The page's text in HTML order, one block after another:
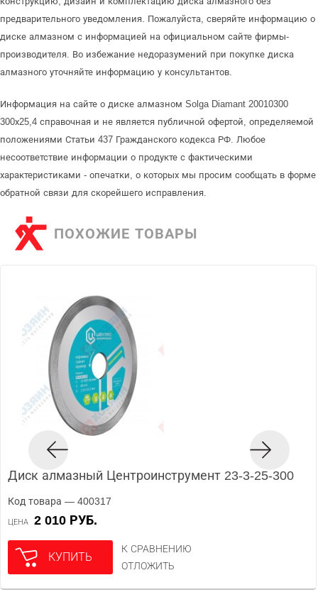
предварительного уведомления. Пожалуйста, сверяйте информацию о
диске алмазном с информацией на официальном сайте фирмы-
производителя. Во избежание недоразумений при покупке диска
алмазного уточняйте информацию у консультантов.
Информация на сайте о диске алмазном Solga Diamant 20010300
300х25,4 справочная и не является публичной офертой, определяемой
положениями Статьи 437 Гражданского кодекса РФ. Любое
несоответствие информации о продукте с фактическими
характеристиками - опечатки, о которых мы просим сообщать в форме
обратной связи для скорейшего исправления.
ПОХОЖИЕ ТОВАРЫ
Диск алмазный Центроинструмент 23-3-25-300
Код товара — 400317
ЦЕНА 2 010 РУБ.
КУПИТЬ
К СРАВНЕНИЮ
ОТЛОЖИТЬ